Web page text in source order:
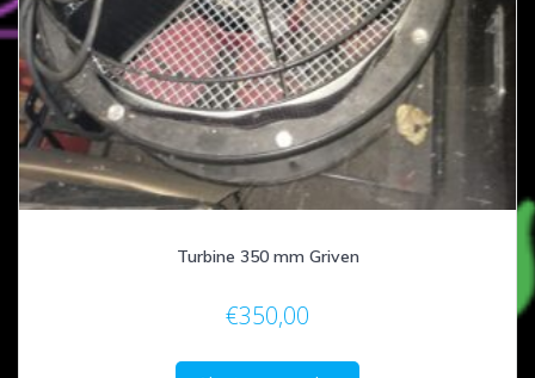
Turbine 350 mm Griven
€350,00